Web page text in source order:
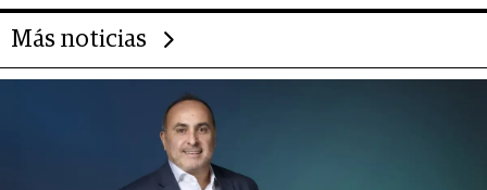
Más noticias